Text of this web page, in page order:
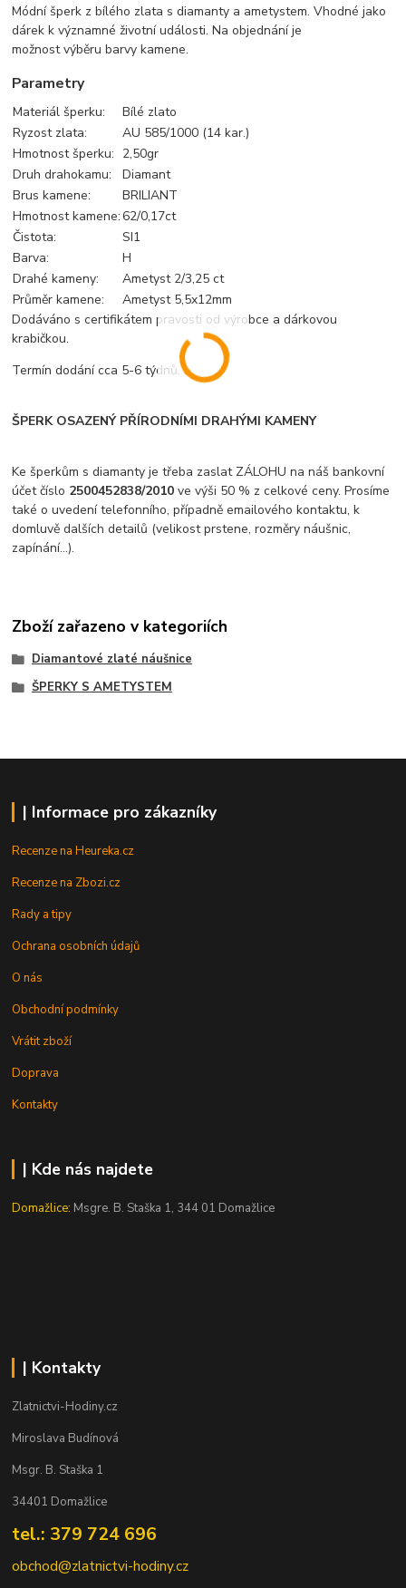
Módní šperk z bílého zlata s diamanty a ametystem. Vhodné jako
dárek k významné životní události. Na objednání je
možnost výběru barvy kamene.
Parametry
Materiál šperku:
Bílé zlato
Ryzost zlata:
AU 585/1000 (14 kar.)
Hmotnost šperku: 2,50gr
Druh drahokamu:
Diamant
Brus kamene:
BRILIANT
Hmotnost kamene:62/0,17ct
Čistota:
SI1
Barva:
H
Drahé kameny:
Ametyst 2/3,25 ct
Průměr kamene:
Ametyst 5,5x12mm
Dodáváno s certifikátem pravosti od výrobce a dárkovou
krabičkou.
Termín dodání cca 5-6 týdnů.
ŠPERK OSAZENÝ PŘÍRODNÍMI DRAHÝMI KAMENY
Ke šperkům s diamanty je třeba zaslat ZÁLOHU na náš bankovní
účet číslo 2500452838/2010 ve výši 50 % z celkové ceny. Prosíme
také o uvedení telefonního, případně emailového kontaktu, k
domluvě dalších detailů (velikost prstene, rozměry náušnic,
zapínání...).
Zboží zařazeno v kategoriích
Diamantové zlaté náušnice
ŠPERKY S AMETYSTEM
| Informace pro zákazníky
Recenze na Heureka.cz
Recenze na Zbozi.cz
Rady a tipy
Ochrana osobních údajů
O nás
Obchodní podmínky
Vrátit zboží
Doprava
Kontakty
| Kde nás najdete
Domažlice: Msgre. B. Staška 1, 344 01 Domažlice
| Kontakty
Zlatnictvi-Hodiny.cz
Miroslava Budínová
Msgr. B. Staška 1
34401 Domažlice
tel.: 379 724 696
obchod@zlatnictvi-hodiny.cz